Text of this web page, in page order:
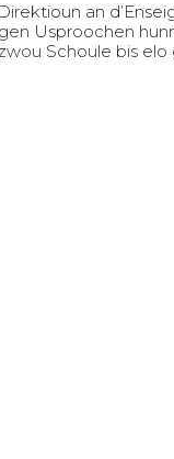
an
Usproochen
Schoule bis